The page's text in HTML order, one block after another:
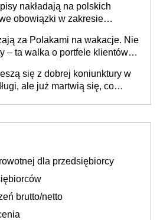
nakładają na polskich
obowiązki w zakresie
za Polakami na wakacje. Nie
– ta walka o portfele klientów
się z dobrej koniunktury w
ale już martwią się, co
dla przedsiębiorcy
brutto/netto